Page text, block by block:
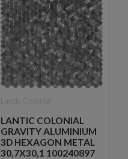
LANTIC COLONIAL
GRAVITY ALUMINIUM
3D HEXAGON METAL
30,7X30,1 100240897